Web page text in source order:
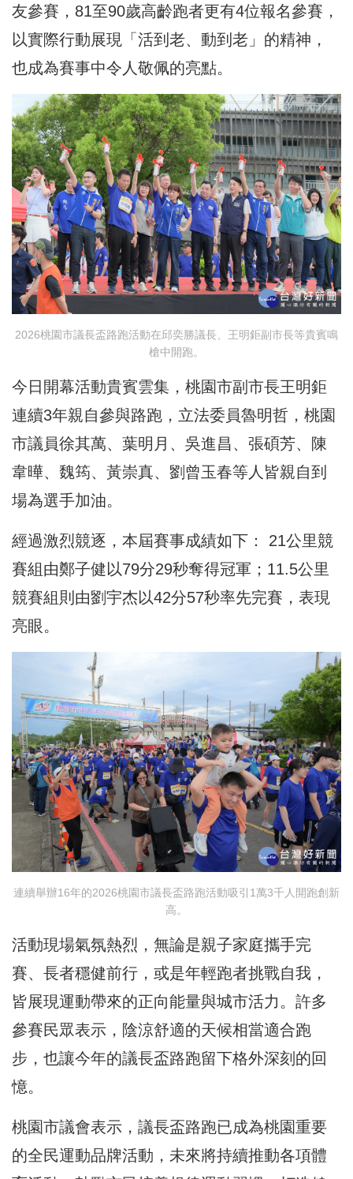
友參賽，81至90歲高齡跑者更有4位報名參賽，
以實際行動展現「活到老、動到老」的精神，
也成為賽事中令人敬佩的亮點。
2026桃園市議長盃路跑活動在邱奕勝議長、王明鉅副市長等貴賓鳴
槍中開跑。
今日開幕活動貴賓雲集，桃園市副市長王明鉅
連續3年親自參與路跑，立法委員魯明哲，桃園
市議員徐其萬、葉明月、吳進昌、張碩芳、陳
韋曄、魏筠、黃崇真、劉曾玉春等人皆親自到
場為選手加油。
經過激烈競逐，本屆賽事成績如下： 21公里競
賽組由鄭子健以79分29秒奪得冠軍；11.5公里
競賽組則由劉宇杰以42分57秒率先完賽，表現
亮眼。
連續舉辦16年的2026桃園市議長盃路跑活動吸引1萬3千人開跑創新
高。
活動現場氣氛熱烈，無論是親子家庭攜手完
賽、長者穩健前行，或是年輕跑者挑戰自我，
皆展現運動帶來的正向能量與城市活力。許多
參賽民眾表示，陰涼舒適的天候相當適合跑
步，也讓今年的議長盃路跑留下格外深刻的回
憶。
桃園市議會表示，議長盃路跑已成為桃園重要
的全民運動品牌活動，未來將持續推動各項體